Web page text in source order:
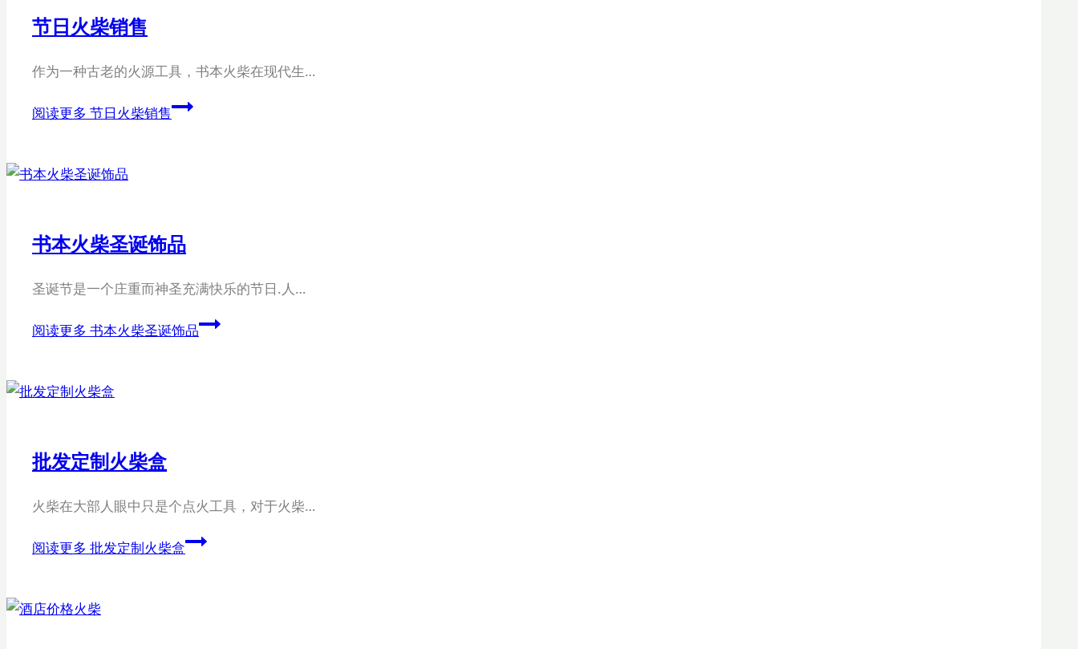
节日火柴销售
作为一种古老的火源工具，书本火柴在现代生…
阅读更多 节日火柴销售
书本火柴圣诞饰品
圣诞节是一个庄重而神圣充满快乐的节日.人…
阅读更多 书本火柴圣诞饰品
批发定制火柴盒
火柴在大部人眼中只是个点火工具，对于火柴…
阅读更多 批发定制火柴盒